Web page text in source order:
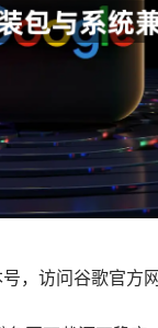
，访问谷歌官